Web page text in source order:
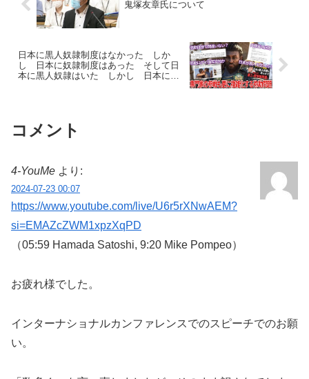
鬼塚友章氏について
日本に黒人奴隷制度はなかった しか
し 日本に奴隷制度はあった そして日
本に黒人奴隷はいた しかし 日本には
コメント
4‐YouMe より:
2024-07-23 00:07
https://www.youtube.com/live/U6r5rXNwAEM?
si=EMAZcZWM1xpzXqPD
（05:59 Hamada Satoshi, 9:20 Mike Pompeo）
お疲れ様でした。
インターナショナルカンファレンスでのスピーチでのお願
い。